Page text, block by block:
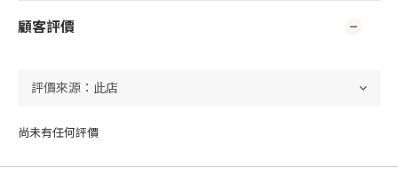
顧客評價
尚未有任何評價